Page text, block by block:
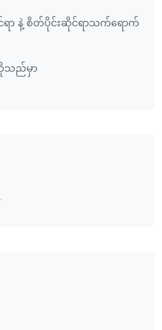
ရာ နဲ့ စိတ်ပိုင်းဆိုင်ရာသက်ရောက်
ဆိုသည်မှာ